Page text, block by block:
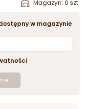
Magazyn: 0 szt.
w magazynie